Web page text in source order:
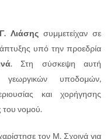
Λιάσηςσυμμετείχαν σε
υπό την προεδρία
. Στη σύσκεψη αυτή
γεωργικών υποδομών,
και χορήγησης
του νομού.
τον Μ. Σχοινά για